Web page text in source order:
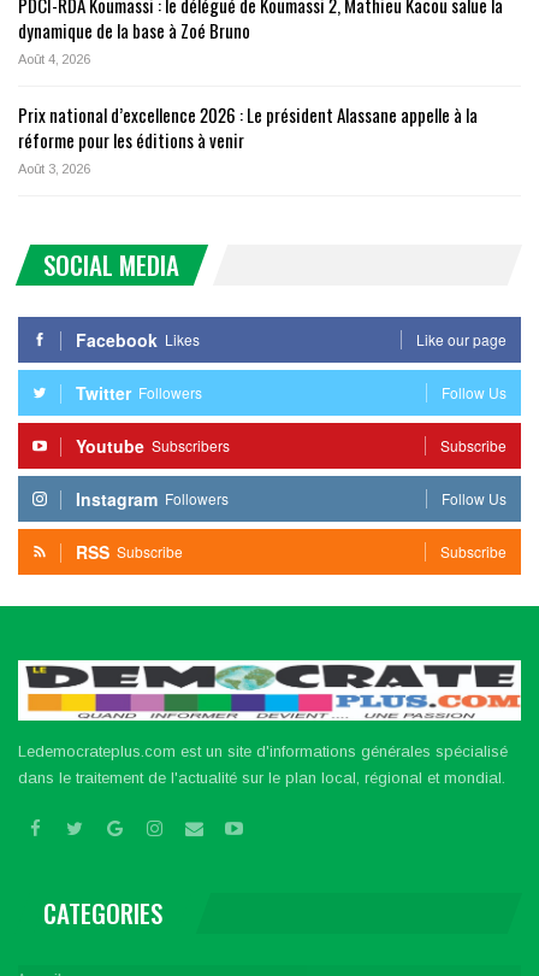
dynamique de la base à Zoé Bruno
Août 4, 2026
Prix national d’excellence 2026 : Le président Alassane appelle à la
réforme pour les éditions à venir
Août 3, 2026
SOCIAL MEDIA
Facebook Likes Like our page
Twitter Followers Follow Us
Youtube Subscribers Subscribe
Instagram Followers Follow Us
RSS Subscribe Subscribe
Ledemocrateplus.com est un site d'informations générales spécialisé
dans le traitement de l'actualité sur le plan local, régional et mondial.
CATEGORIES